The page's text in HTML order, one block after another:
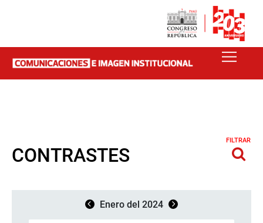
CONTRASTES
FILTRAR
Enero del 2024